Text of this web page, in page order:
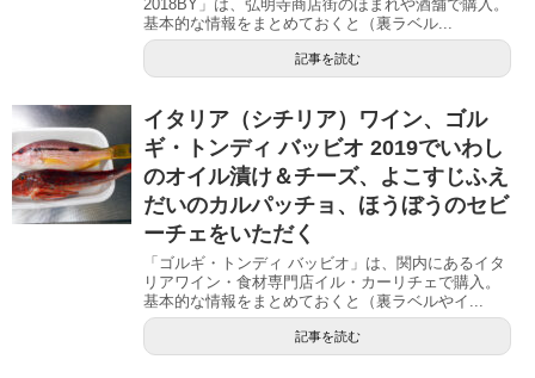
2018BY」は、弘明寺商店街のほまれや酒舗で購入。
基本的な情報をまとめておくと（裏ラベル...
記事を読む
イタリア（シチリア）ワイン、ゴル
ギ・トンディ バッビオ 2019でいわし
のオイル漬け＆チーズ、よこすじふえ
だいのカルパッチョ、ほうぼうのセビ
ーチェをいただく
「ゴルギ・トンディ バッビオ」は、関内にあるイタ
リアワイン・食材専門店イル・カーリチェで購入。
基本的な情報をまとめておくと（裏ラベルやイ...
記事を読む